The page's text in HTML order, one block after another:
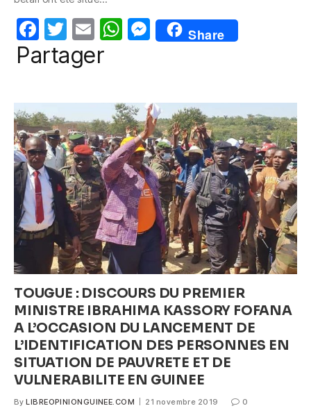
o
o
k
p
p
g
er
F
a
b
o
o
k
T
w
itt
E
m
W
A
p
p
M
e
n
g
er
Share
Partager
TOUGUE : DISCOURS DU PREMIER
MINISTRE IBRAHIMA KASSORY FOFANA
A L’OCCASION DU LANCEMENT DE
L’IDENTIFICATION DES PERSONNES EN
SITUATION DE PAUVRETE ET DE
VULNERABILITE EN GUINEE
By LIBREOPINIONGUINEE.COM 21 novembre 2019 0